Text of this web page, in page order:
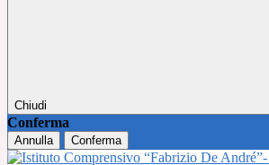
Chiudi
Conferma
Annulla Conferma